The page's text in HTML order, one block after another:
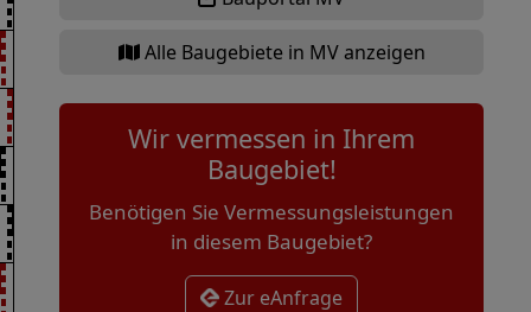
Alle Baugebiete in MV anzeigen
Wir vermessen in Ihrem
Baugebiet!
Benötigen Sie Vermessungsleistungen
in diesem Baugebiet?
Zur eAnfrage